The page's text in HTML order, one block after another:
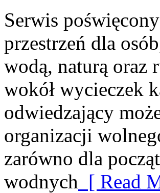
Serwis
przestrzeń dla
wodą, naturą oraz
wokół wycieczek
odwiedzający
organizacji
zarówno dla
wodnych [ Read